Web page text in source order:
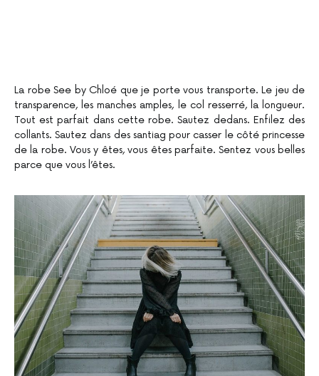
La robe See by Chloé que je porte vous transporte. Le jeu de
transparence, les manches amples, le col resserré, la longueur.
Tout est parfait dans cette robe. Sautez dedans. Enfilez des
collants. Sautez dans des santiag pour casser le côté princesse
de la robe. Vous y êtes, vous êtes parfaite. Sentez vous belles
parce que vous l’êtes.